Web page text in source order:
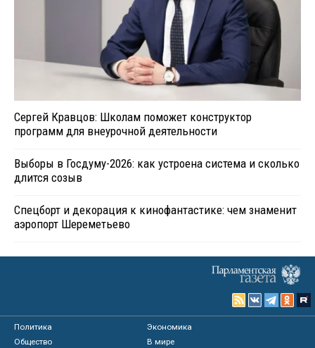
Сергей Кравцов: Школам поможет конструктор
программ для внеурочной деятельности
Выборы в Госдуму-2026: как устроена система и сколько
длится созыв
Спецборт и декорация к кинофантастике: чем знаменит
аэропорт Шереметьево
Политика
Экономика
Общество
В мире